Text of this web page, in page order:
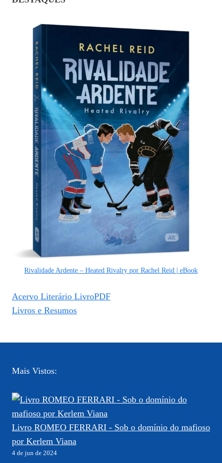
Rivalidade Ardente – Heated Rivalry por Rachel Reid | eBook
Acervo Literário LivroPDF
Livros e Resumos
Mais Vistos:
Livro ROMEO FERRARI - Sob o domínio do mafioso
por Kerlem Viana
4 de jun de 2024